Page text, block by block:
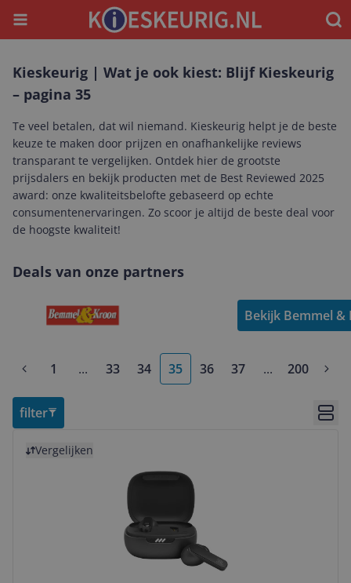
Menu
Kieskeurig | Wat je ook kiest: Blijf Kieskeurig
– pagina 35
Te veel betalen, dat wil niemand. Kieskeurig helpt je de beste
keuze te maken door prijzen en onafhankelijke reviews
transparant te vergelijken. Ontdek hier de grootste
prijsdalers en bekijk producten met de Best Reviewed 2025
award: onze kwaliteitsbelofte gebaseerd op echte
consumentenervaringen. Zo scoor je altijd de beste deal voor
de hoogste kwaliteit!
Deals van onze partners
Bekijk Bemmel &
1 ...More pages
33 34 35 36 37 ...More pages
200
filter
Vergelijken